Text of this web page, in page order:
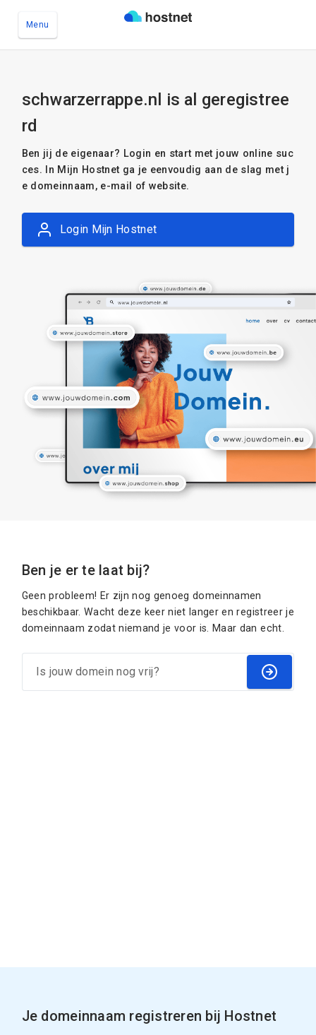
Menu
schwarzerrappe.nl is al geregistree
rd
Ben jij de eigenaar? Login en start met jouw online suc
ces. In Mijn Hostnet ga je eenvoudig aan de slag met j
e domeinnaam, e-mail of website.
Login Mijn Hostnet
Ben je er te laat bij?
Geen probleem! Er zijn nog genoeg domeinnamen
beschikbaar. Wacht deze keer niet langer en registreer je
domeinnaam zodat niemand je voor is. Maar dan echt.
Je domeinnaam registreren bij Hostnet